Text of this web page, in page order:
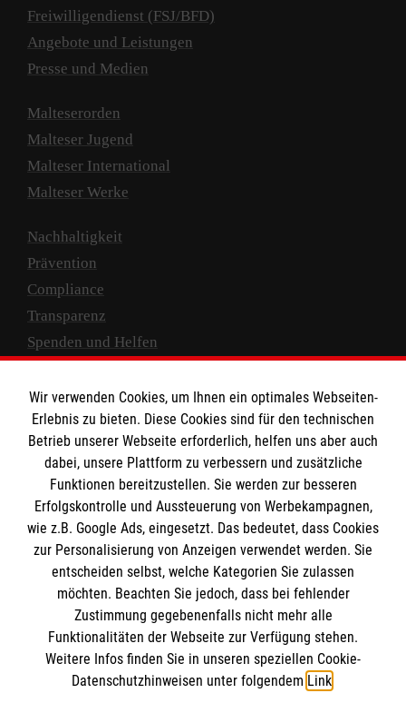
Freiwilligendienst (FSJ/BFD)
Angebote und Leistungen
Presse und Medien
Malteserorden
Malteser Jugend
Malteser International
Malteser Werke
Nachhaltigkeit
Prävention
Compliance
Transparenz
Spenden und Helfen
Empfänger: Malteser Hilfsdienst e.V.
IBAN: DE10 3706 0120 1201 2000 12
BIC: GENODED 1PA7
Newsletter abonnieren
Wir verwenden Cookies, um Ihnen ein optimales Webseiten-
Erlebnis zu bieten. Diese Cookies sind für den technischen
Betrieb unserer Webseite erforderlich, helfen uns aber auch
dabei, unsere Plattform zu verbessern und zusätzliche
Funktionen bereitzustellen. Sie werden zur besseren
Erfolgskontrolle und Aussteuerung von Werbekampagnen,
wie z.B. Google Ads, eingesetzt. Das bedeutet, dass Cookies
zur Personalisierung von Anzeigen verwendet werden. Sie
entscheiden selbst, welche Kategorien Sie zulassen
möchten. Beachten Sie jedoch, dass bei fehlender
Zustimmung gegebenenfalls nicht mehr alle
Funktionalitäten der Webseite zur Verfügung stehen.
Weitere Infos finden Sie in unseren speziellen Cookie-
Datenschutzhinweisen unter folgendem Link.